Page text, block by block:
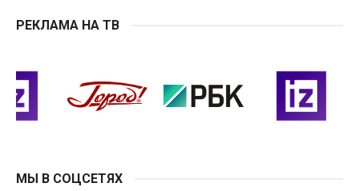
РЕКЛАМА НА ТВ
МЫ В СОЦСЕТЯХ